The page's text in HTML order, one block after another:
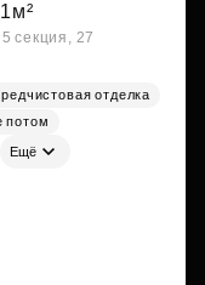
секция, 27
отделка
потом
Ещё